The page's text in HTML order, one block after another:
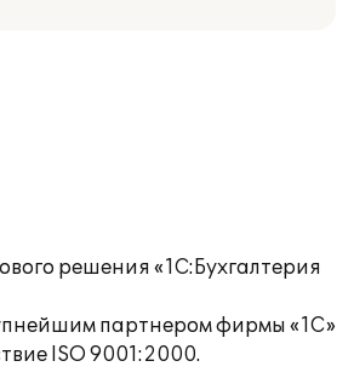
решения «1С:Бухгалтерия
партнером фирмы «1С»
ISO 9001:2000.